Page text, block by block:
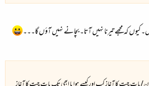
کیوں کہ مجھے تیرنا نہیں آتا۔ بچانے نہیں آؤں گا۔۔۔